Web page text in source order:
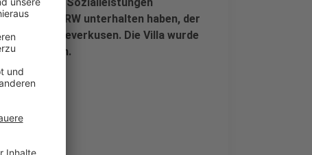
in ganz NRW unterhalten haben, der
Villa in Leverkusen. Die Villa wurde